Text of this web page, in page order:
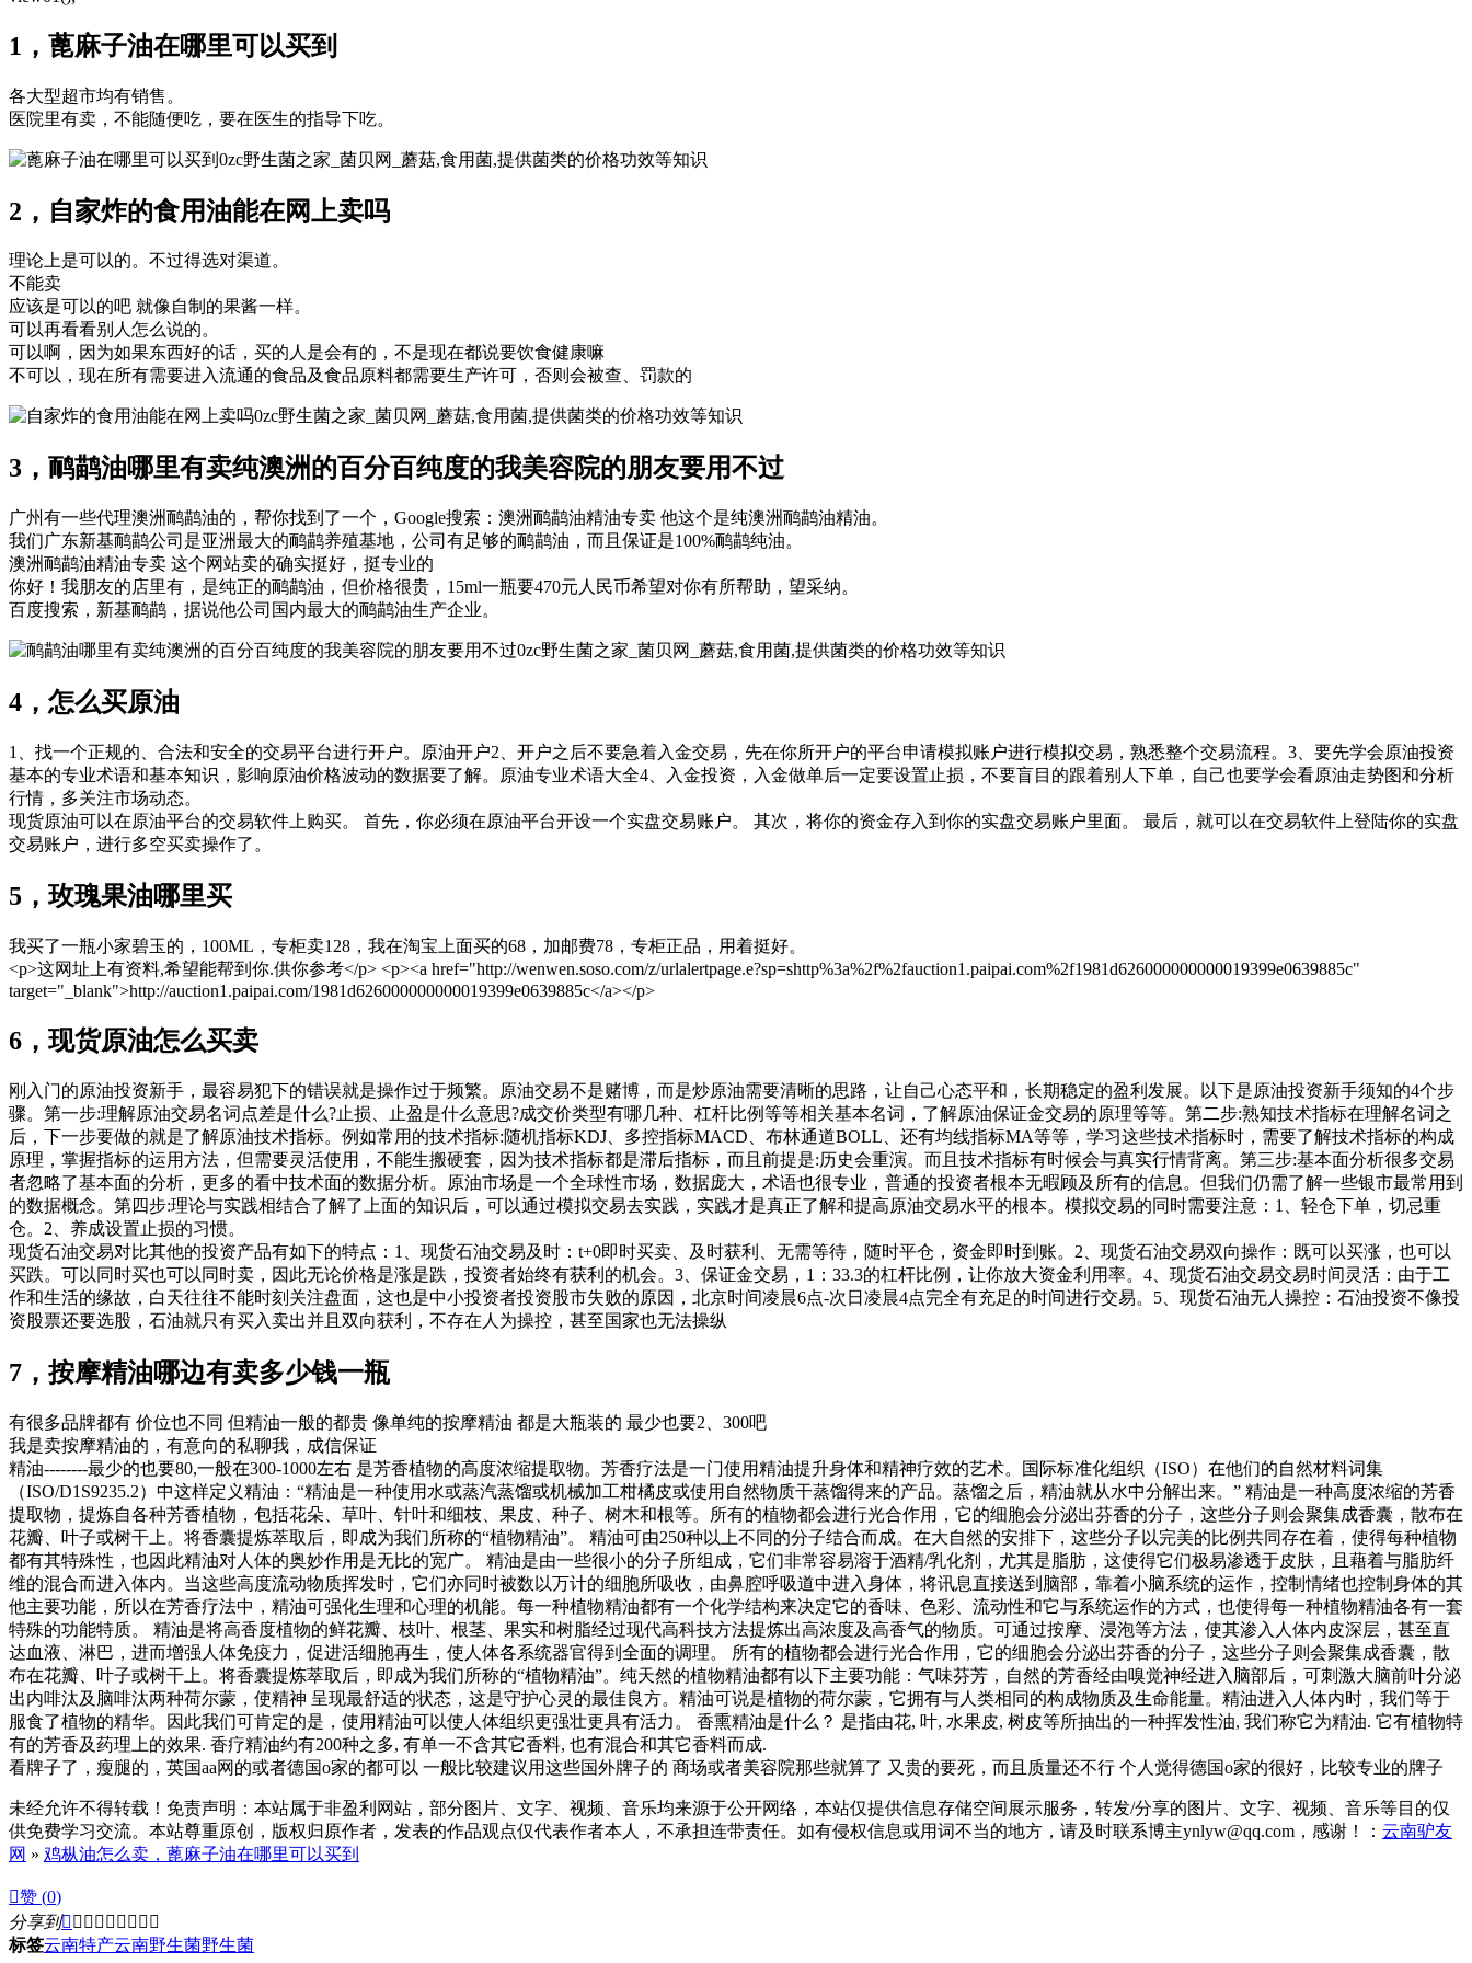
1，蓖麻子油在哪里可以买到
各大型超市均有销售。
医院里有卖，不能随便吃，要在医生的指导下吃。
0zc野生菌之家_菌贝网_蘑菇,食用菌,提供菌类的价格功效等知识
2，自家炸的食用油能在网上卖吗
理论上是可以的。不过得选对渠道。
不能卖
应该是可以的吧 就像自制的果酱一样。
可以再看看别人怎么说的。
可以啊，因为如果东西好的话，买的人是会有的，不是现在都说要饮食健康嘛
不可以，现在所有需要进入流通的食品及食品原料都需要生产许可，否则会被查、罚款的
0zc野生菌之家_菌贝网_蘑菇,食用菌,提供菌类的价格功效等知识
3，鸸鹋油哪里有卖纯澳洲的百分百纯度的我美容院的朋友要用不过
广州有一些代理澳洲鸸鹋油的，帮你找到了一个，Google搜索：澳洲鸸鹋油精油专卖 他这个是纯澳洲鸸鹋油精油。
我们广东新基鸸鹋公司是亚洲最大的鸸鹋养殖基地，公司有足够的鸸鹋油，而且保证是100%鸸鹋纯油。
澳洲鸸鹋油精油专卖 这个网站卖的确实挺好，挺专业的
你好！我朋友的店里有，是纯正的鸸鹋油，但价格很贵，15ml一瓶要470元人民币希望对你有所帮助，望采纳。
百度搜索，新基鸸鹋，据说他公司国内最大的鸸鹋油生产企业。
0zc野生菌之家_菌贝网_蘑菇,食用菌,提供菌类的价格功效等知识
4，怎么买原油
1、找一个正规的、合法和安全的交易平台进行开户。原油开户2、开户之后不要急着入金交易，先在你所开户的平台申请模拟账户进行模拟交易，熟悉整个交易流程。3、要先学会原油投资
基本的专业术语和基本知识，影响原油价格波动的数据要了解。原油专业术语大全4、入金投资，入金做单后一定要设置止损，不要盲目的跟着别人下单，自己也要学会看原油走势图和分析
行情，多关注市场动态。
现货原油可以在原油平台的交易软件上购买。 首先，你必须在原油平台开设一个实盘交易账户。 其次，将你的资金存入到你的实盘交易账户里面。 最后，就可以在交易软件上登陆你的实盘
交易账户，进行多空买卖操作了。
5，玫瑰果油哪里买
我买了一瓶小家碧玉的，100ML，专柜卖128，我在淘宝上面买的68，加邮费78，专柜正品，用着挺好。
<p>这网址上有资料,希望能帮到你.供你参考</p> <p><a href="http://wenwen.soso.com/z/urlalertpage.e?sp=shttp%3a%2f%2fauction1.paipai.com%2f1981d626000000000019399e0639885c"
target="_blank">http://auction1.paipai.com/1981d626000000000019399e0639885c</a></p>
6，现货原油怎么买卖
刚入门的原油投资新手，最容易犯下的错误就是操作过于频繁。原油交易不是赌博，而是炒原油需要清晰的思路，让自己心态平和，长期稳定的盈利发展。以下是原油投资新手须知的4个步
骤。第一步:理解原油交易名词点差是什么?止损、止盈是什么意思?成交价类型有哪几种、杠杆比例等等相关基本名词，了解原油保证金交易的原理等等。第二步:熟知技术指标在理解名词之
后，下一步要做的就是了解原油技术指标。例如常用的技术指标:随机指标KDJ、多控指标MACD、布林通道BOLL、还有均线指标MA等等，学习这些技术指标时，需要了解技术指标的构成
原理，掌握指标的运用方法，但需要灵活使用，不能生搬硬套，因为技术指标都是滞后指标，而且前提是:历史会重演。而且技术指标有时候会与真实行情背离。第三步:基本面分析很多交易
者忽略了基本面的分析，更多的看中技术面的数据分析。原油市场是一个全球性市场，数据庞大，术语也很专业，普通的投资者根本无暇顾及所有的信息。但我们仍需了解一些银市最常用到
的数据概念。第四步:理论与实践相结合了解了上面的知识后，可以通过模拟交易去实践，实践才是真正了解和提高原油交易水平的根本。模拟交易的同时需要注意：1、轻仓下单，切忌重
仓。2、养成设置止损的习惯。
现货石油交易对比其他的投资产品有如下的特点：1、现货石油交易及时：t+0即时买卖、及时获利、无需等待，随时平仓，资金即时到账。2、现货石油交易双向操作：既可以买涨，也可以
买跌。可以同时买也可以同时卖，因此无论价格是涨是跌，投资者始终有获利的机会。3、保证金交易，1：33.3的杠杆比例，让你放大资金利用率。4、现货石油交易交易时间灵活：由于工
作和生活的缘故，白天往往不能时刻关注盘面，这也是中小投资者投资股市失败的原因，北京时间凌晨6点-次日凌晨4点完全有充足的时间进行交易。5、现货石油无人操控：石油投资不像投
资股票还要选股，石油就只有买入卖出并且双向获利，不存在人为操控，甚至国家也无法操纵
7，按摩精油哪边有卖多少钱一瓶
有很多品牌都有 价位也不同 但精油一般的都贵 像单纯的按摩精油 都是大瓶装的 最少也要2、300吧
我是卖按摩精油的，有意向的私聊我，成信保证
精油--------最少的也要80,一般在300-1000左右 是芳香植物的高度浓缩提取物。芳香疗法是一门使用精油提升身体和精神疗效的艺术。国际标准化组织（ISO）在他们的自然材料词集
（ISO/D1S9235.2）中这样定义精油：“精油是一种使用水或蒸汽蒸馏或机械加工柑橘皮或使用自然物质干蒸馏得来的产品。蒸馏之后，精油就从水中分解出来。” 精油是一种高度浓缩的芳香
提取物，提炼自各种芳香植物，包括花朵、草叶、针叶和细枝、果皮、种子、树木和根等。所有的植物都会进行光合作用，它的细胞会分泌出芬香的分子，这些分子则会聚集成香囊，散布在
花瓣、叶子或树干上。将香囊提炼萃取后，即成为我们所称的“植物精油”。 精油可由250种以上不同的分子结合而成。在大自然的安排下，这些分子以完美的比例共同存在着，使得每种植物
都有其特殊性，也因此精油对人体的奥妙作用是无比的宽广。 精油是由一些很小的分子所组成，它们非常容易溶于酒精/乳化剂，尤其是脂肪，这使得它们极易渗透于皮肤，且藉着与脂肪纤
维的混合而进入体内。当这些高度流动物质挥发时，它们亦同时被数以万计的细胞所吸收，由鼻腔呼吸道中进入身体，将讯息直接送到脑部，靠着小脑系统的运作，控制情绪也控制身体的其
他主要功能，所以在芳香疗法中，精油可强化生理和心理的机能。每一种植物精油都有一个化学结构来决定它的香味、色彩、流动性和它与系统运作的方式，也使得每一种植物精油各有一套
特殊的功能特质。 精油是将高香度植物的鲜花瓣、枝叶、根茎、果实和树脂经过现代高科技方法提炼出高浓度及高香气的物质。可通过按摩、浸泡等方法，使其渗入人体内皮深层，甚至直
达血液、淋巴，进而增强人体免疫力，促进活细胞再生，使人体各系统器官得到全面的调理。 所有的植物都会进行光合作用，它的细胞会分泌出芬香的分子，这些分子则会聚集成香囊，散
布在花瓣、叶子或树干上。将香囊提炼萃取后，即成为我们所称的“植物精油”。纯天然的植物精油都有以下主要功能：气味芬芳，自然的芳香经由嗅觉神经进入脑部后，可刺激大脑前叶分泌
出内啡汰及脑啡汰两种荷尔蒙，使精神 呈现最舒适的状态，这是守护心灵的最佳良方。精油可说是植物的荷尔蒙，它拥有与人类相同的构成物质及生命能量。精油进入人体内时，我们等于
服食了植物的精华。因此我们可肯定的是，使用精油可以使人体组织更强壮更具有活力。 香熏精油是什么？ 是指由花, 叶, 水果皮, 树皮等所抽出的一种挥发性油, 我们称它为精油. 它有植物特
有的芳香及药理上的效果. 香疗精油约有200种之多, 有单一不含其它香料, 也有混合和其它香料而成.
看牌子了，瘦腿的，英国aa网的或者德国o家的都可以 一般比较建议用这些国外牌子的 商场或者美容院那些就算了 又贵的要死，而且质量还不行 个人觉得德国o家的很好，比较专业的牌子
未经允许不得转载！免责声明：本站属于非盈利网站，部分图片、文字、视频、音乐均来源于公开网络，本站仅提供信息存储空间展示服务，转发/分享的图片、文字、视频、音乐等目的仅
供免费学习交流。本站尊重原创，版权归原作者，发表的作品观点仅代表作者本人，不承担连带责任。如有侵权信息或用词不当的地方，请及时联系博主ynlyw@qq.com，感谢！： 云南驴友
网 » 鸡枞油怎么卖，蓖麻子油在哪里可以买到
赞 (0)
分享到        
标签云南特产云南野生菌野生菌